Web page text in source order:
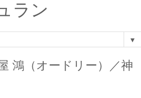
ラン
▼
鴻（オードリー）／神